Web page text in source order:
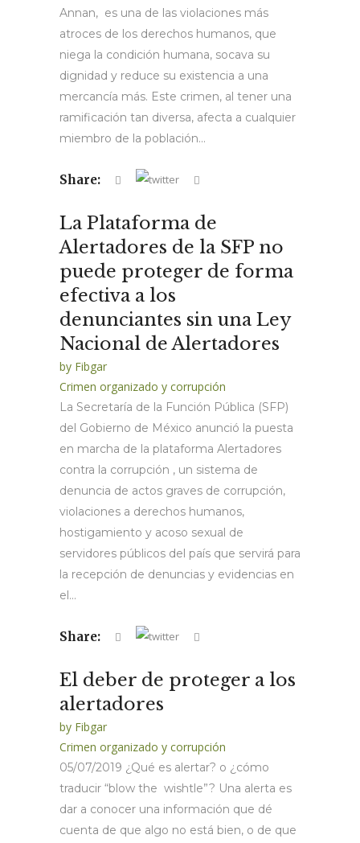
Annan, es una de las violaciones más
atroces de los derechos humanos, que
niega la condición humana, socava su
dignidad y reduce su existencia a una
mercancía más. Este crimen, al tener una
ramificación tan diversa, afecta a cualquier
miembro de la población...
Share:
La Plataforma de
Alertadores de la SFP no
puede proteger de forma
efectiva a los
denunciantes sin una Ley
Nacional de Alertadores
by Fibgar
Crimen organizado y corrupción
La Secretaría de la Función Pública (SFP)
del Gobierno de México anunció la puesta
en marcha de la plataforma Alertadores
contra la corrupción , un sistema de
denuncia de actos graves de corrupción,
violaciones a derechos humanos,
hostigamiento y acoso sexual de
servidores públicos del país que servirá para
la recepción de denuncias y evidencias en
el...
Share:
El deber de proteger a los
alertadores
by Fibgar
Crimen organizado y corrupción
05/07/2019 ¿Qué es alertar? o ¿cómo
traducir “blow the wishtle”? Una alerta es
dar a conocer una información que dé
cuenta de que algo no está bien, o de que